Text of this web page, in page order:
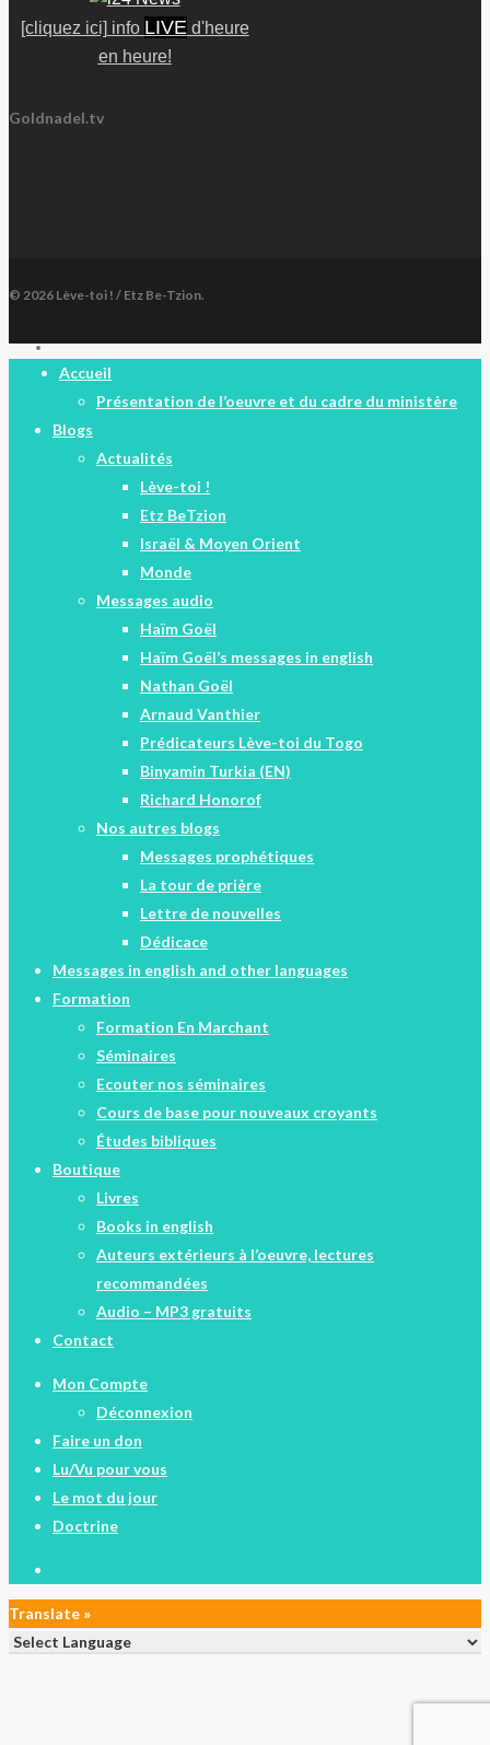
[cliquez ici] info LIVE d'heure
en heure!
Goldnadel.tv
© 2026 Lève-toi ! / Etz Be-Tzion.
facebook
Close
Menu
Accueil
Présentation de l’oeuvre et du cadre du ministère
Blogs
Actualités
Lève-toi !
Etz BeTzion
Israël & Moyen Orient
Monde
Messages audio
Haïm Goël
Haïm Goël’s messages in english
Nathan Goël
Arnaud Vanthier
Prédicateurs Lève-toi du Togo
Binyamin Turkia (EN)
Richard Honorof
Nos autres blogs
Messages prophétiques
La tour de prière
Lettre de nouvelles
Dédicace
Messages in english and other languages
Formation
Formation En Marchant
Séminaires
Ecouter nos séminaires
Cours de base pour nouveaux croyants
Études bibliques
Boutique
Livres
Books in english
Auteurs extérieurs à l’oeuvre, lectures
recommandées
Audio – MP3 gratuits
Contact
Mon Compte
Déconnexion
Faire un don
Lu/Vu pour vous
Le mot du jour
Doctrine
Translate »